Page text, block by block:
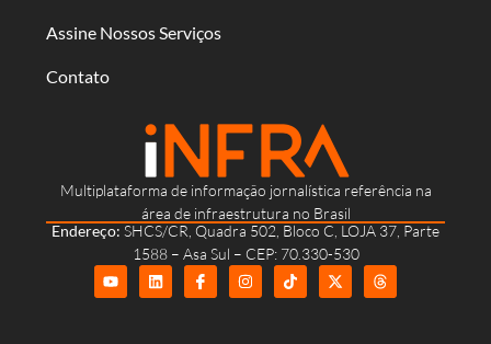
Multiplataforma de informação jornalística referência na
área de infraestrutura no Brasil
Endereço: SHCS/CR, Quadra 502, Bloco C, LOJA 37, Parte
1588 – Asa Sul – CEP: 70.330-530
Assine Nossos Serviços
Contato